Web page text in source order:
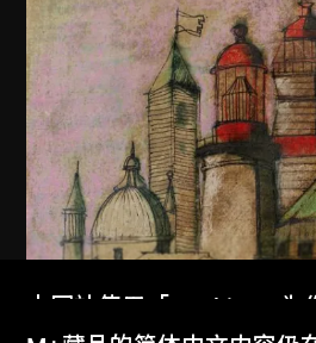
本网站使用「Cookies」为